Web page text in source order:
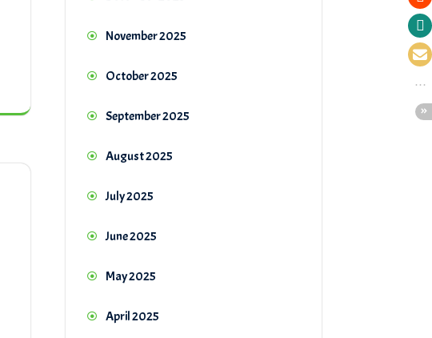
November 2025
October 2025
September 2025
August 2025
July 2025
June 2025
May 2025
April 2025